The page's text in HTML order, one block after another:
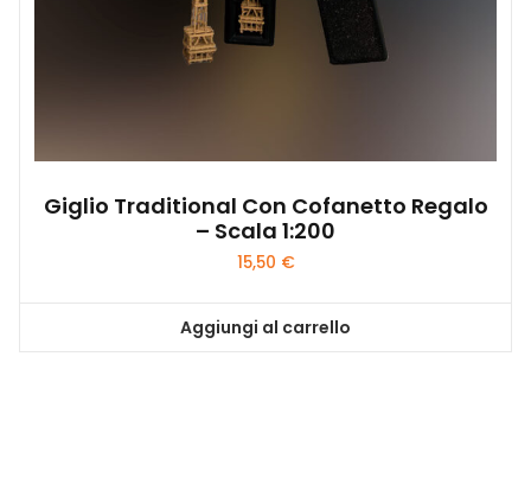
Giglio Traditional Con Cofanetto Regalo
– Scala 1:200
15,50 €
Aggiungi al carrello